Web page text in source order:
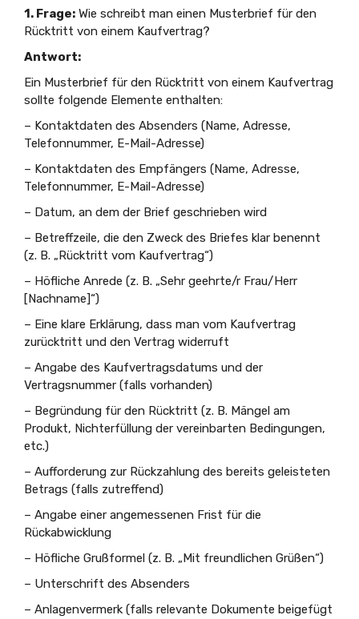
1. Frage: Wie schreibt man einen Musterbrief für den
Rücktritt von einem Kaufvertrag?
Antwort:
Ein Musterbrief für den Rücktritt von einem Kaufvertrag
sollte folgende Elemente enthalten:
– Kontaktdaten des Absenders (Name, Adresse,
Telefonnummer, E-Mail-Adresse)
– Kontaktdaten des Empfängers (Name, Adresse,
Telefonnummer, E-Mail-Adresse)
– Datum, an dem der Brief geschrieben wird
– Betreffzeile, die den Zweck des Briefes klar benennt
(z. B. „Rücktritt vom Kaufvertrag“)
– Höfliche Anrede (z. B. „Sehr geehrte/r Frau/Herr
[Nachname]“)
– Eine klare Erklärung, dass man vom Kaufvertrag
zurücktritt und den Vertrag widerruft
– Angabe des Kaufvertragsdatums und der
Vertragsnummer (falls vorhanden)
– Begründung für den Rücktritt (z. B. Mängel am
Produkt, Nichterfüllung der vereinbarten Bedingungen,
etc.)
– Aufforderung zur Rückzahlung des bereits geleisteten
Betrags (falls zutreffend)
– Angabe einer angemessenen Frist für die
Rückabwicklung
– Höfliche Grußformel (z. B. „Mit freundlichen Grüßen“)
– Unterschrift des Absenders
– Anlagenvermerk (falls relevante Dokumente beigefügt